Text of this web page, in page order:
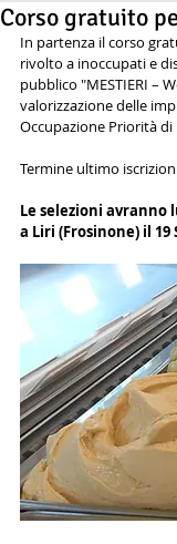
Corso gratuito
In partenza il corso
rivolto a inoccupati e
pubblico "MESTIERI –
valorizzazione delle
Occupazione Priorità
Termine ultimo
Le selezioni avranno
a Liri (Frosinone) il